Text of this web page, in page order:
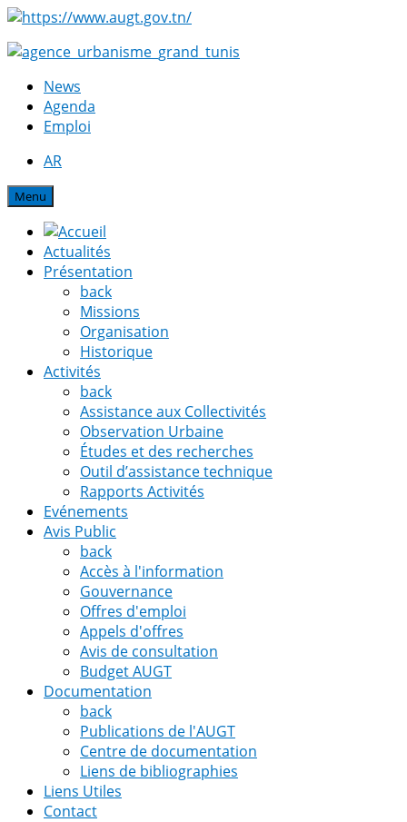
News
Agenda
Emploi
AR
Menu
Actualités
Présentation
back
Missions
Organisation
Historique
Activités
back
Assistance aux Collectivités
Observation Urbaine
Études et des recherches
Outil d’assistance technique
Rapports Activités
Evénements
Avis Public
back
Accès à l'information
Gouvernance
Offres d'emploi
Appels d'offres
Avis de consultation
Budget AUGT
Documentation
back
Publications de l'AUGT
Centre de documentation
Liens de bibliographies
Liens Utiles
Contact